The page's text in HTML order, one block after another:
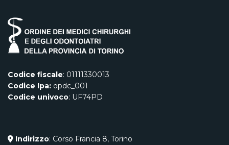
Codice fiscale: 01111330013
Codice Ipa: opdc_001
Codice univoco: UF74PD
Indirizzo: Corso Francia 8, Torino